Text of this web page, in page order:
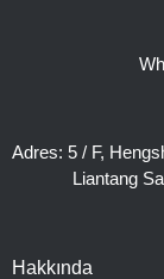
Adres: 5 / F,
Liantang
Hakkında